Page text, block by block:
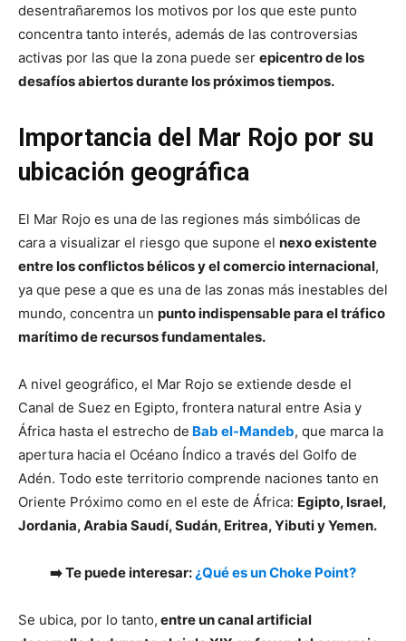
desentrañaremos los motivos por los que este punto
concentra tanto interés, además de las controversias
activas por las que la zona puede ser epicentro de los
desafíos abiertos durante los próximos tiempos.
Importancia del Mar Rojo por su
ubicación geográfica
El Mar Rojo es una de las regiones más simbólicas de
cara a visualizar el riesgo que supone el nexo existente
entre los conflictos bélicos y el comercio internacional,
ya que pese a que es una de las zonas más inestables del
mundo, concentra un punto indispensable para el tráfico
marítimo de recursos fundamentales.
A nivel geográfico, el Mar Rojo se extiende desde el
Canal de Suez en Egipto, frontera natural entre Asia y
África hasta el estrecho de Bab el-Mandeb, que marca la
apertura hacia el Océano Índico a través del Golfo de
Adén. Todo este territorio comprende naciones tanto en
Oriente Próximo como en el este de África: Egipto, Israel,
Jordania, Arabia Saudí, Sudán, Eritrea, Yibuti y Yemen.
➡️ Te puede interesar: ¿Qué es un Choke Point?
Se ubica, por lo tanto, entre un canal artificial